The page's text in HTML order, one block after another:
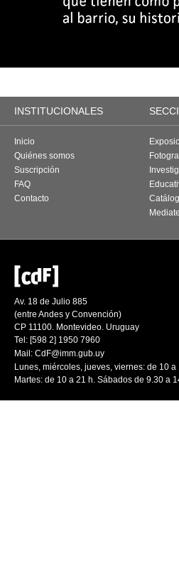
INSTITUCIONALES
Inicio
Quiénes somos
Suscripción
FAQ
Contacto
Av. 18 de Julio 885
(entre Andes y Convención)
CP 11100. Montevideo. Uruguay
Tel: [598 2] 1950 7960
Mail: CdF@imm.gub.uy
Lunes, miércoles, jueves, viernes: de 10 a
Martes: de 10 a 21 h. Sábados de 9.30 a